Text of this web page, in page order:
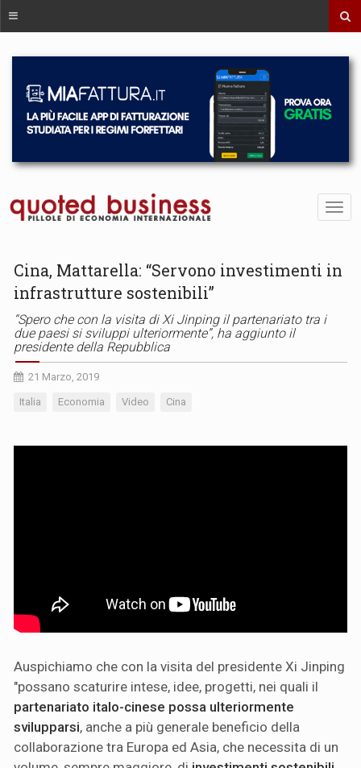
Cina, Mattarella: “Servono investimenti in
infrastrutture sostenibili”
“Spero che con la visita di Xi Jinping il partenariato tra i
due paesi si sviluppi ulteriormente”, ha aggiunto il
presidente della Repubblica
21 Marzo, 2019
Italia Economia Video Cina
Auspichiamo che con la visita del presidente Xi Jinping
"possano scaturire intese, idee, progetti, nei quali il
partenariato italo-cinese possa ulteriormente
svilupparsi, anche a più generale beneficio della
collaborazione tra Europa ed Asia, che necessita di un